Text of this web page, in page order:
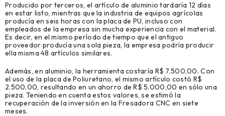
Producido por terceros, el artículo de aluminio tardaría 12 días
en estar listo, mientras que la industria de equipos agrícolas
producía en seis horas con la placa de PU, incluso con
empleados de la empresa sin mucha experiencia con el material.
Es decir, en el mismo período de tiempo que el antiguo
proveedor producía una sola pieza, la empresa podría producir
ella misma 48 artículos similares.
Además, en aluminio, la herramienta costaría R$ 7.500,00. Con
el uso de la placa de Poliuretano, el mismo artículo costó R$
2.500,00, resultando en un ahorro de R$ 5.000,00 en sólo una
pieza. Teniendo en cuenta estos valores, se estimó la
recuperación de la inversión en la Fresadora CNC en siete
meses.